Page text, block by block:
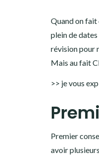
Quand on fait
plein de
révision pour
Mais au fait
>> je vous
Premier
avoir